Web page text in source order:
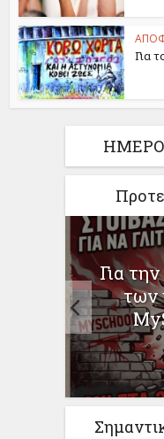
Για
Για
των